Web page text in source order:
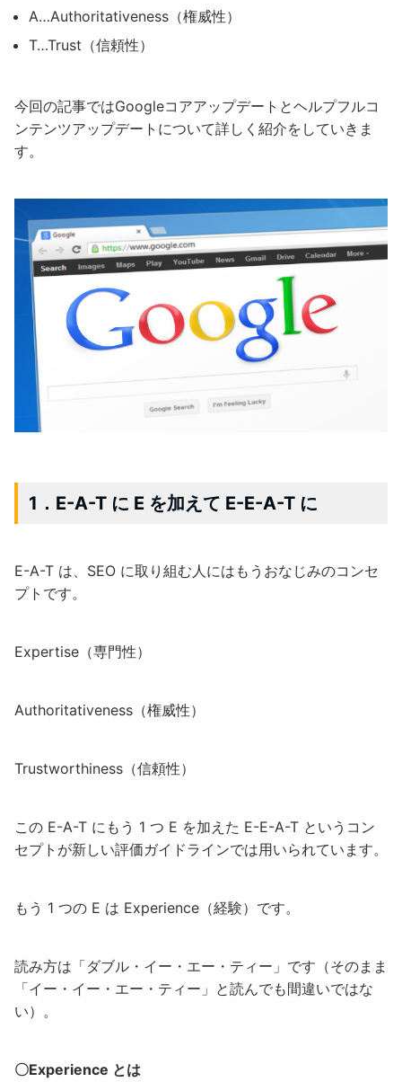
A…Authoritativeness（権威性）
T…Trust（信頼性）
今回の記事ではGoogleコアアップデートとヘルプフルコ
ンテンツアップデートについて詳しく紹介をしていきま
す。
1．E-A-T に E を加えて E-E-A-T に
E-A-T は、SEO に取り組む人にはもうおなじみのコンセ
プトです。
Expertise（専門性）
Authoritativeness（権威性）
Trustworthiness（信頼性）
この E-A-T にもう 1 つ E を加えた E-E-A-T というコン
セプトが新しい評価ガイドラインでは用いられています。
もう 1 つの E は Experience（経験）です。
読み方は「ダブル・イー・エー・ティー」です（そのまま
「イー・イー・エー・ティー」と読んでも間違いではな
い）。
〇Experience とは